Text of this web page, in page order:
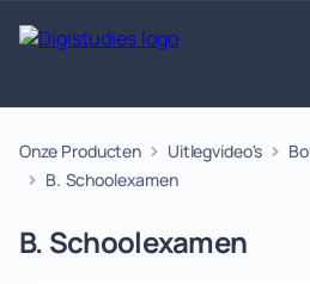
Exacte
vakken
vakken.
Taalvakken
vakken.
Onze Producten Uitlegvideo's
B. Schoolexamen
B. Schoolexamen